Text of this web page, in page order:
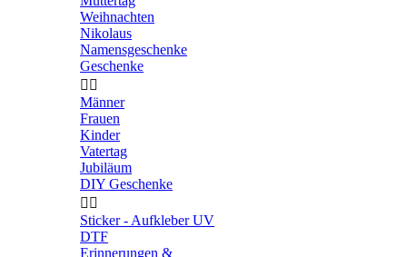
Weihnachten
Nikolaus
Namensgeschenke
Geschenke
 
Männer
Frauen
Kinder
Vatertag
Jubiläum
DIY Geschenke
 
Sticker - Aufkleber UV
DTF
Erinnerungen &